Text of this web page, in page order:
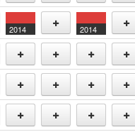
Add Add Add Add
2014
Add
2014
Add
Add Add Add Add
Add Add Add Add